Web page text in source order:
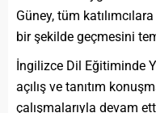
Güney, tüm
bir şekilde geçmesini
İngilizce Dil Eğitiminde
açılış ve tanıtım
çalışmalarıyla devam